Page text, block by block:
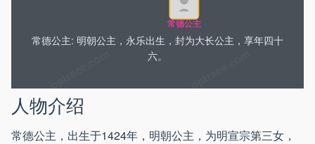
常德公主
常德公主: 明朝公主，永乐出生，封为大长公主，享年四十
六。
人物介绍
常德公主，出生于1424年，明朝公主，为明宣宗第三女，